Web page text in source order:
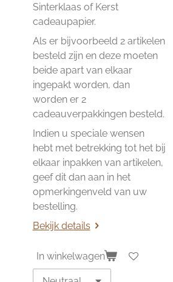
Sinterklaas of Kerst
cadeaupapier.
Als er bijvoorbeeld 2 artikelen
besteld zijn en deze moeten
beide apart van elkaar
ingepakt worden, dan
worden er 2
cadeauverpakkingen besteld.
Indien u speciale wensen
hebt met betrekking tot het bij
elkaar inpakken van artikelen,
geef dit dan aan in het
opmerkingenveld van uw
bestelling.
Bekijk details
In winkelwagen